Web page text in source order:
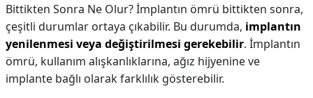
Bittikten Sonra Ne Olur? İmplantın ömrü bittikten sonra,
çeşitli durumlar ortaya çıkabilir. Bu durumda, implantın
yenilenmesi veya değiştirilmesi gerekebilir. İmplantın
ömrü, kullanım alışkanlıklarına, ağız hijyenine ve
implante bağlı olarak farklılık gösterebilir.